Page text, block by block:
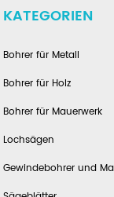
KATEGORIEN
Bohrer für Metall
Bohrer für Holz
Bohrer für Mauerwerk
Lochsägen
Gewindebohrer und